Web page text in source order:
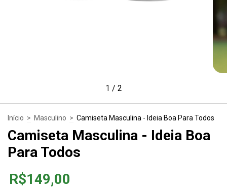
1 / 2
Início > Masculino > Camiseta Masculina - Ideia Boa Para Todos
Camiseta Masculina - Ideia Boa
Para Todos
R$149,00